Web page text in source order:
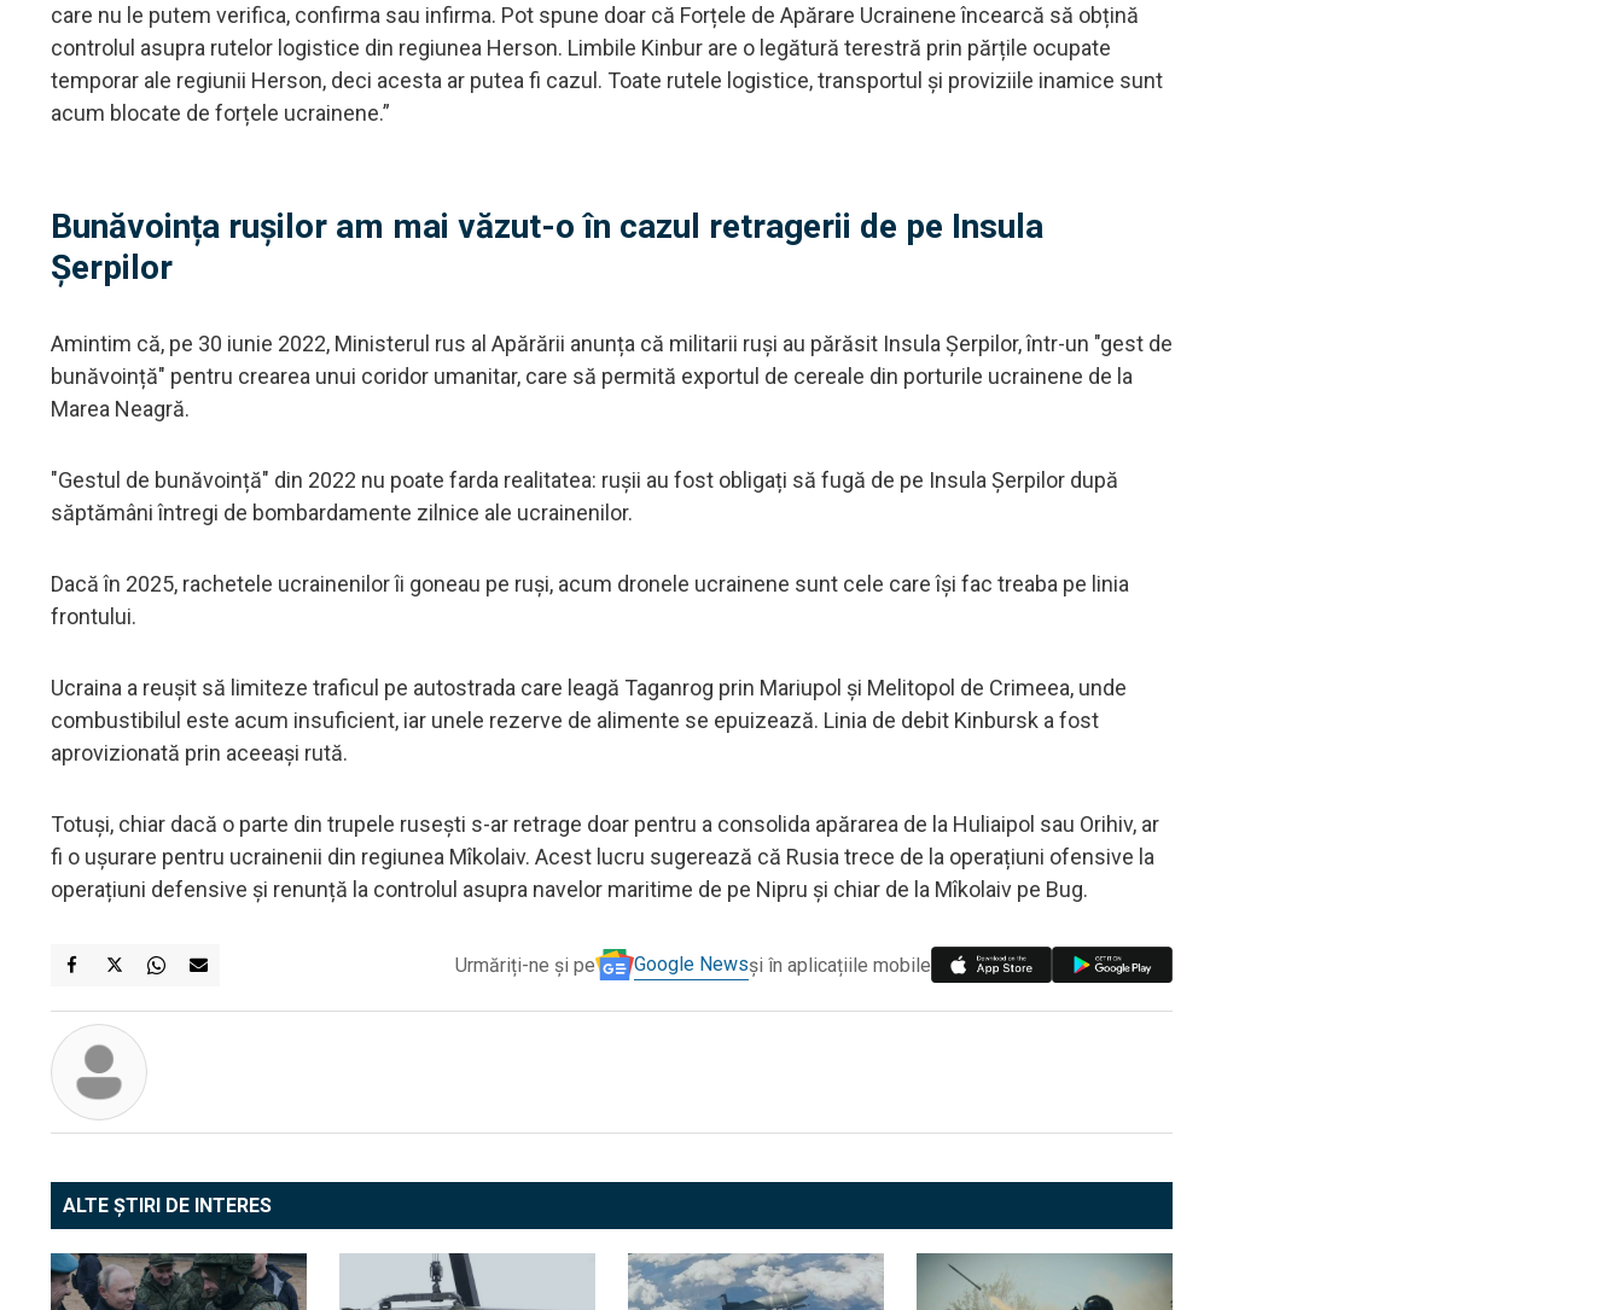
care nu le putem verifica, confirma sau infirma. Pot spune doar că Forțele de Apărare Ucrainene încearcă să obțină
controlul asupra rutelor logistice din regiunea Herson. Limbile Kinbur are o legătură terestră prin părțile ocupate
temporar ale regiunii Herson, deci acesta ar putea fi cazul. Toate rutele logistice, transportul și proviziile inamice sunt
acum blocate de forțele ucrainene.”
Bunăvoința rușilor am mai văzut-o în cazul retragerii de pe Insula
Șerpilor
Amintim că, pe 30 iunie 2022, Ministerul rus al Apărării anunța că militarii ruși au părăsit Insula Șerpilor, într-un "gest de
bunăvoință" pentru crearea unui coridor umanitar, care să permită exportul de cereale din porturile ucrainene de la
Marea Neagră.
"Gestul de bunăvoință" din 2022 nu poate farda realitatea: rușii au fost obligați să fugă de pe Insula Șerpilor după
săptămâni întregi de bombardamente zilnice ale ucrainenilor.
Dacă în 2025, rachetele ucrainenilor îi goneau pe ruși, acum dronele ucrainene sunt cele care își fac treaba pe linia
frontului.
Ucraina a reușit să limiteze traficul pe autostrada care leagă Taganrog prin Mariupol și Melitopol de Crimeea, unde
combustibilul este acum insuficient, iar unele rezerve de alimente se epuizează. Linia de debit Kinbursk a fost
aprovizionată prin aceeași rută.
Totuși, chiar dacă o parte din trupele rusești s-ar retrage doar pentru a consolida apărarea de la Huliaipol sau Orihiv, ar
fi o ușurare pentru ucrainenii din regiunea Mîkolaiv. Acest lucru sugerează că Rusia trece de la operațiuni ofensive la
operațiuni defensive și renunță la controlul asupra navelor maritime de pe Nipru și chiar de la Mîkolaiv pe Bug.
Urmăriți-ne și pe Google Newsși în aplicațiile mobile
ALTE ȘTIRI DE INTERES